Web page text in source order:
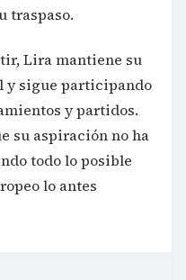
traspaso.
Lira mantiene su
y sigue participando
y partidos.
su aspiración no ha
todo lo posible
lo antes